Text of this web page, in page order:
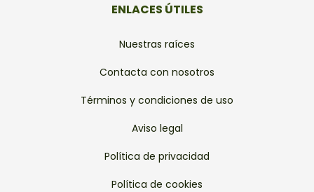
ENLACES ÚTILES
Nuestras raíces
Contacta con nosotros
Términos y condiciones de uso
Aviso legal
Política de privacidad
Política de cookies